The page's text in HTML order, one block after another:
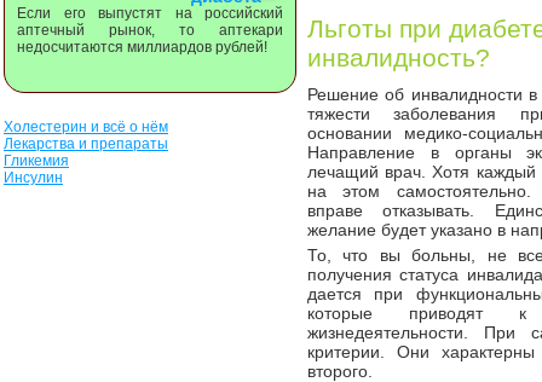
Если его выпустят на российский
аптечный рынок, то аптекари
недосчитаются миллиардов рублей!
Холестерин и всё о нём
Лекарства и препараты
Гликемия
Инсулин
Льготы при
инвалидность?
Решение об инвалидности в
тяжести заболевания
основании медико-
Направление в органы
лечащий врач. Хотя каждый
на этом
вправе отказывать.
желание будет указано в
То, что вы больны, не
получения статуса
дается при
которые приводят к
жизнедеятельности. При
критерии. Они
второго.